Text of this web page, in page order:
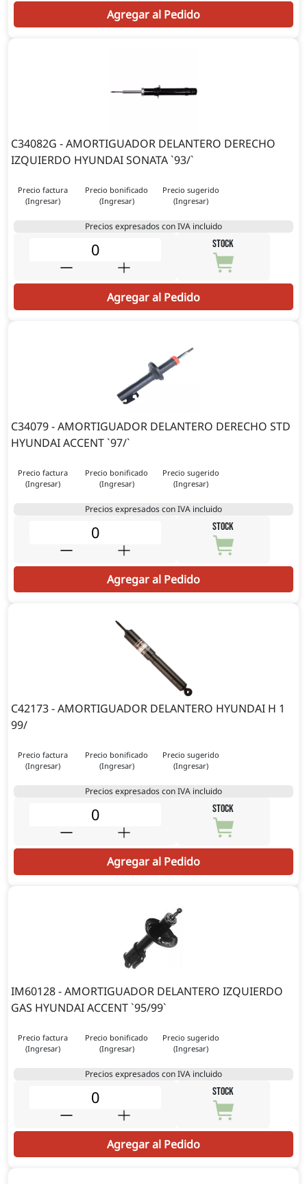
Agregar al Pedido
C34082G - AMORTIGUADOR DELANTERO DERECHO
IZQUIERDO HYUNDAI SONATA `93/`
Precio factura
(Ingresar)
Precio bonificado
(Ingresar)
Precio sugerido
(Ingresar)
Precios expresados con IVA incluido
STOCK
Agregar al Pedido
C34079 - AMORTIGUADOR DELANTERO DERECHO STD
HYUNDAI ACCENT `97/`
Precio factura
(Ingresar)
Precio bonificado
(Ingresar)
Precio sugerido
(Ingresar)
Precios expresados con IVA incluido
STOCK
Agregar al Pedido
C42173 - AMORTIGUADOR DELANTERO HYUNDAI H 1
99/
Precio factura
(Ingresar)
Precio bonificado
(Ingresar)
Precio sugerido
(Ingresar)
Precios expresados con IVA incluido
STOCK
Agregar al Pedido
IM60128 - AMORTIGUADOR DELANTERO IZQUIERDO
GAS HYUNDAI ACCENT `95/99`
Precio factura
(Ingresar)
Precio bonificado
(Ingresar)
Precio sugerido
(Ingresar)
Precios expresados con IVA incluido
STOCK
Agregar al Pedido